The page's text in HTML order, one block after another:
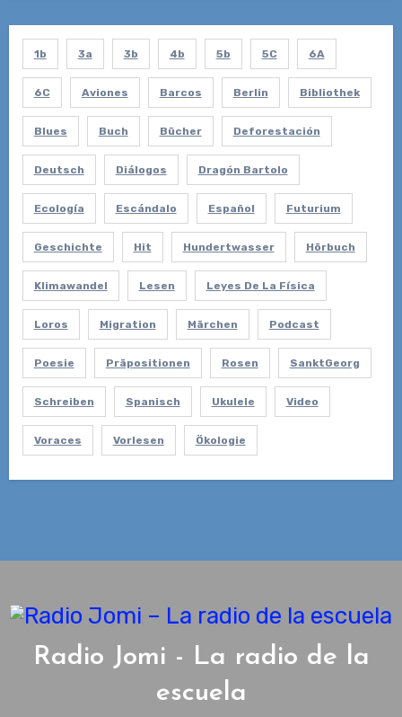
1b 3a 3b 4b 5b 5C 6A
6C Aviones Barcos Berlin Bibliothek
Blues Buch Bücher Deforestación
Deutsch Diálogos Dragón Bartolo
Ecología Escándalo Español Futurium
Geschichte Hit Hundertwasser Hörbuch
Klimawandel Lesen Leyes De La Física
Loros Migration Märchen Podcast
Poesie Präpositionen Rosen SanktGeorg
Schreiben Spanisch Ukulele Video
Voraces Vorlesen Ökologie
Radio Jomi - La radio de la
escuela